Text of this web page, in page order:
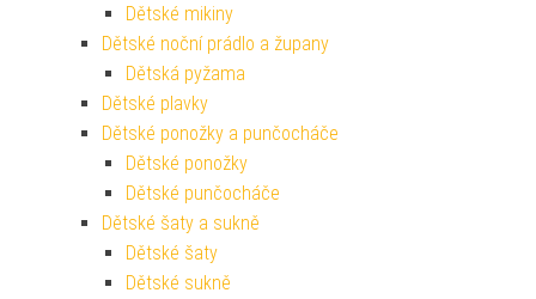
Dětské mikiny
Dětské noční prádlo a župany
Dětská pyžama
Dětské plavky
Dětské ponožky a punčocháče
Dětské ponožky
Dětské punčocháče
Dětské šaty a sukně
Dětské šaty
Dětské sukně